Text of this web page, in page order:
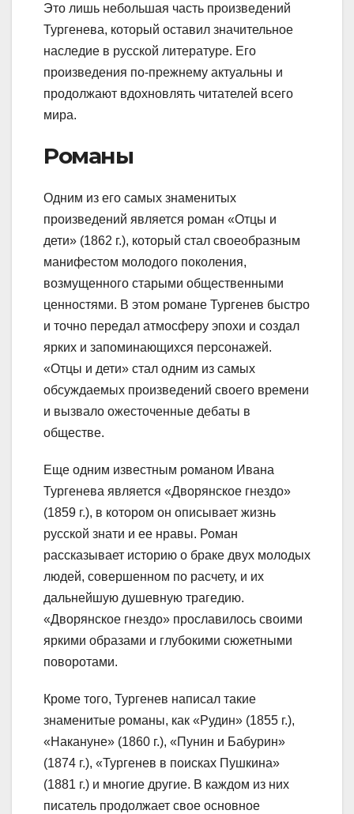
Это лишь небольшая часть произведений
Тургенева, который оставил значительное
наследие в русской литературе. Его
произведения по-прежнему актуальны и
продолжают вдохновлять читателей всего
мира.
Романы
Одним из его самых знаменитых
произведений является роман «Отцы и
дети» (1862 г.), который стал своеобразным
манифестом молодого поколения,
возмущенного старыми общественными
ценностями. В этом романе Тургенев быстро
и точно передал атмосферу эпохи и создал
ярких и запоминающихся персонажей.
«Отцы и дети» стал одним из самых
обсуждаемых произведений своего времени
и вызвало ожесточенные дебаты в
обществе.
Еще одним известным романом Ивана
Тургенева является «Дворянское гнездо»
(1859 г.), в котором он описывает жизнь
русской знати и ее нравы. Роман
рассказывает историю о браке двух молодых
людей, совершенном по расчету, и их
дальнейшую душевную трагедию.
«Дворянское гнездо» прославилось своими
яркими образами и глубокими сюжетными
поворотами.
Кроме того, Тургенев написал такие
знаменитые романы, как «Рудин» (1855 г.),
«Накануне» (1860 г.), «Пунин и Бабурин»
(1874 г.), «Тургенев в поисках Пушкина»
(1881 г.) и многие другие. В каждом из них
писатель продолжает свое основное